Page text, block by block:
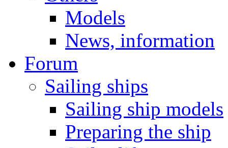
Models
News, information
Forum
Sailing ships
Sailing ship models
Preparing the ship